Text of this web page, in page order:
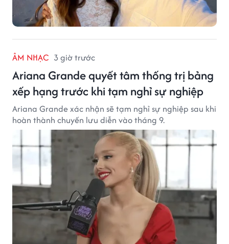
ÂM NHẠC 3 giờ trước
Ariana Grande quyết tâm thống trị bảng
xếp hạng trước khi tạm nghỉ sự nghiệp
Ariana Grande xác nhận sẽ tạm nghỉ sự nghiệp sau khi
hoàn thành chuyến lưu diễn vào tháng 9.